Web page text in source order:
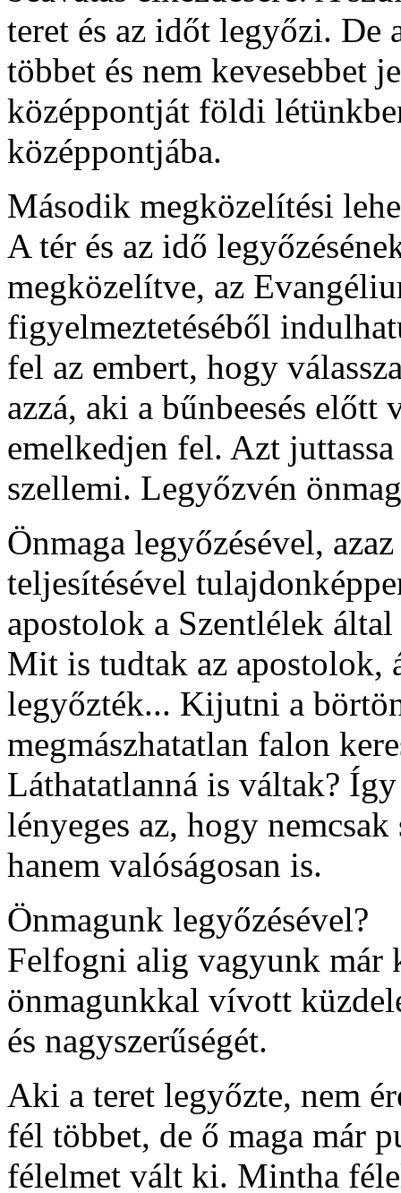
teret és az időt legyőzi. De
többet és nem kevesebbet
középpontját földi
középpontjába.
Második megközelítési
A tér és az idő
megközelítve, az
figyelmeztetéséből
fel az embert, hogy
azzá, aki a bűnbeesés
emelkedjen fel. Azt
szellemi. Legyőzvén
Önmaga legyőzésével,
teljesítésével
apostolok a Szentlélek
Mit is tudtak az apostolok,
legyőzték... Kijutni a
megmászhatatlan falon
Láthatatlanná is váltak?
lényeges az, hogy
hanem valóságosan is.
Önmagunk legyőzésével?
Felfogni alig vagyunk már
önmagunkkal vívott
és nagyszerűségét.
Aki a teret legyőzte, nem
fél többet, de ő maga már
félelmet vált ki. Mintha